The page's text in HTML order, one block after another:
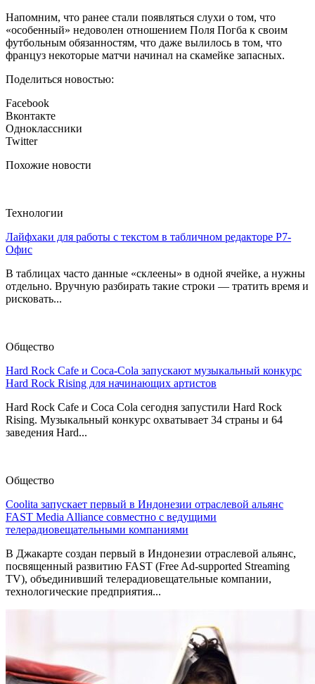
Напомним, что ранее стали появляться слухи о том, что
«особенный» недоволен отношением Поля Погба к своим
футбольным обязанностям, что даже вылилось в том, что
француз некоторые матчи начинал на скамейке запасных.
Поделиться новостью:
Facebook
Вконтакте
Одноклассники
Twitter
Похожие новости
Технологии
Лайфхаки для работы с текстом в табличном редакторе Р7-
Офис
В таблицах часто данные «склеены» в одной ячейке, а нужны
отдельно. Вручную разбирать такие строки — тратить время и
рисковать...
Общество
Hard Rock Cafe и Coca-Cola запускают музыкальный конкурс
Hard Rock Rising для начинающих артистов
Hard Rock Cafe и Coca Cola сегодня запустили Hard Rock
Rising. Музыкальный конкурс охватывает 34 страны и 64
заведения Hard...
Общество
Coolita запускает первый в Индонезии отраслевой альянс
FAST Media Alliance совместно с ведущими
телерадиовещательными компаниями
В Джакарте создан первый в Индонезии отраслевой альянс,
посвященный развитию FAST (Free Ad-supported Streaming
TV), объединивший телерадиовещательные компании,
технологические предприятия...